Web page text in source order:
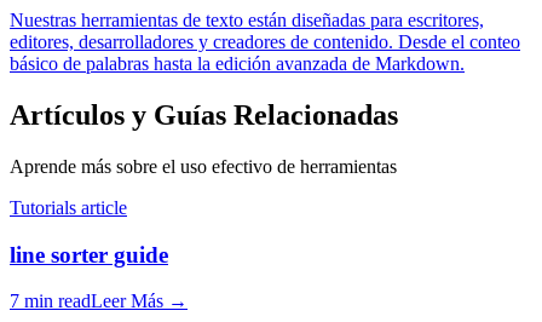
Nuestras herramientas de texto están diseñadas para escritores,
editores, desarrolladores y creadores de contenido. Desde el conteo
básico de palabras hasta la edición avanzada de Markdown.
Artículos y Guías Relacionadas
Aprende más sobre el uso efectivo de herramientas
Tutorials article
line sorter guide
7 min readLeer Más →